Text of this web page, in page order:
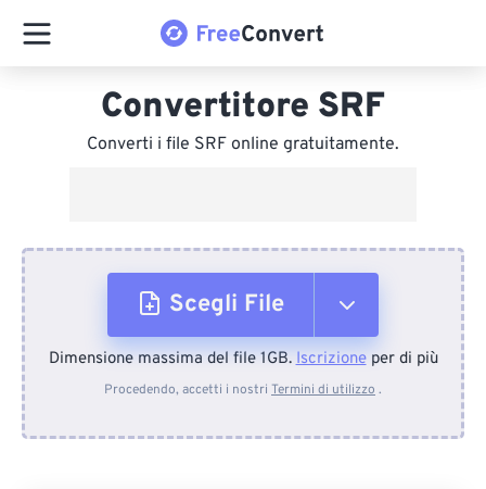
Convertitore SRF
Converti i file SRF online gratuitamente.
Scegli File
Dal dispositivo
Dimensione massima del file 1GB.Iscrizioneper di più
Procedendo, accetti i nostri Termini di utilizzo .